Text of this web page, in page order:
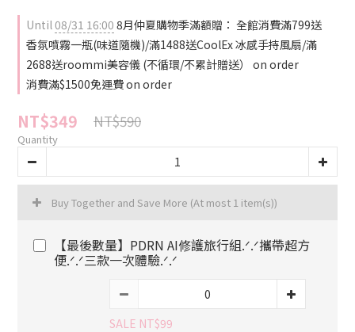
Until08/31 16:00 8月仲夏購物季滿額贈： 全館消費滿799送
香氛噴霧一瓶(味道隨機)/滿1488送CoolEx 冰感手持風扇/滿
2688送roommi美容儀 (不循環/不累計贈送） on order
消費滿$1500免運費 on order
NT$349 NT$590
Quantity
Buy Together and Save More (At most 1 item(s))
【最後數量】PDRN AI修護旅行組.ᐟ.ᐟ攜帶超方
便.ᐟ.ᐟ三款一次體驗.ᐟ.ᐟ
SALE NT$99